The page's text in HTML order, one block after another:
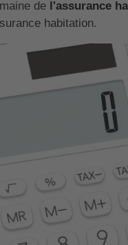
de l'assurance
habitation.